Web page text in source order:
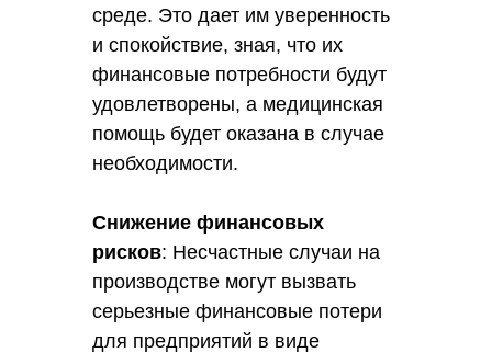
среде. Это дает им уверенность
и спокойствие, зная, что их
финансовые потребности будут
удовлетворены, а медицинская
помощь будет оказана в случае
необходимости.
Снижение финансовых
рисков: Несчастные случаи на
производстве могут вызвать
серьезные финансовые потери
для предприятий в виде